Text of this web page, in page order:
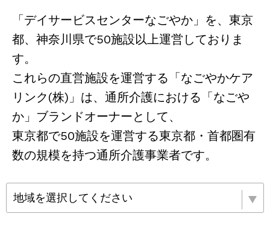
「デイサービスセンターなごやか」を、東京
都、神奈川県で50施設以上運営しておりま
す。
これらの直営施設を運営する「なごやかケア
リンク(株)」は、通所介護における「なごや
か」ブランドオーナーとして、
東京都で50施設を運営する東京都・首都圏有
数の規模を持つ通所介護事業者です。
地域を選択してください